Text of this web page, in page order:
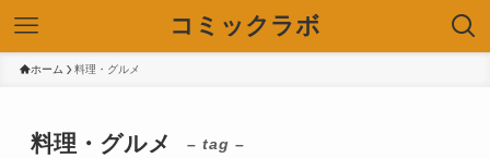
コミックラボ
ホーム 料理・グルメ
料理・グルメ – tag –